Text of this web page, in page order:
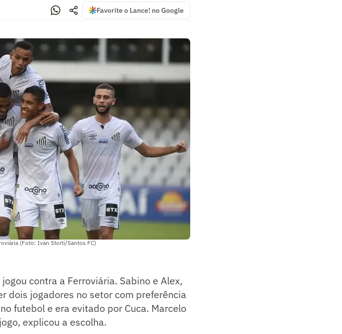
Favorite o Lance! no Google
(Foto: Ivan Storti/Santos FC)
contra a Ferroviária. Sabino e Alex,
dois jogadores no setor com preferência
futebol e era evitado por Cuca. Marcelo
explicou a escolha.